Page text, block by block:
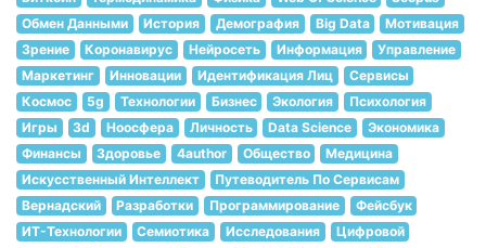
Обмен Данными
История Демография Big Data
Мотивация
Зрение
Коронавирус Нейросеть Информация
Управление
Маркетинг
Инновации Идентификация Лиц
Сервисы
Космос
5g Технологии Бизнес Экология
Психология
Игры
3d Ноосфера Личность Data Science
Экономика
Финансы
Здоровье 4author Общество
Медицина
Искусственный Интеллект
Путеводитель По Сервисам
Вернадский
Разработки Программирование
Фейсбук
ИТ-Технологии
Семиотика Исследования
Цифровой